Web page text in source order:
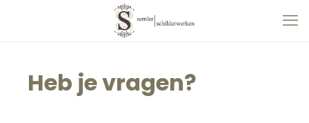
Heb je vragen?